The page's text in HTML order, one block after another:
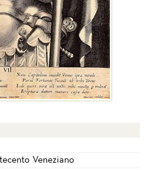
Veneziano